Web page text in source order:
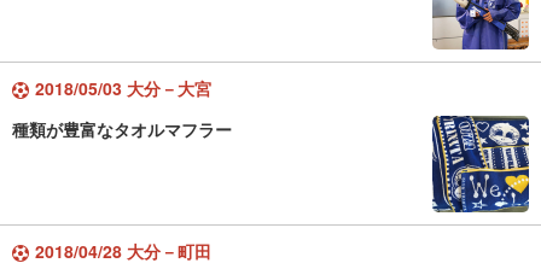
2018/05/03 大分－大宮
種類が豊富なタオルマフラー
2018/04/28 大分－町田